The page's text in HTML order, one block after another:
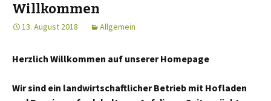
Willkommen
13. August 2018 Allgemein
Herzlich Willkommen auf unserer Homepage
Wir sind ein landwirtschaftlicher Betrieb mit Hofladen